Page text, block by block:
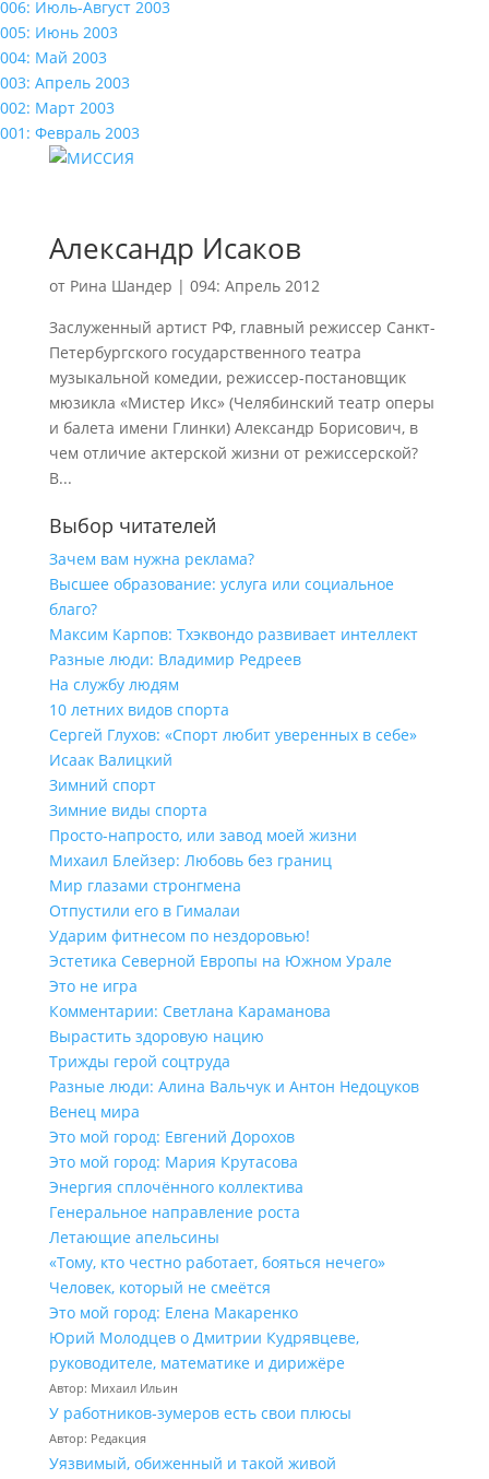
006: Июль-Август 2003
005: Июнь 2003
004: Май 2003
003: Апрель 2003
002: Март 2003
001: Февраль 2003
Александр Исаков
от Рина Шандер | 094: Апрель 2012
Заслуженный артист РФ, главный режиссер Санкт-
Петербургского государственного театра
музыкальной комедии, режиссер-постановщик
мюзикла «Мистер Икс» (Челябинский театр оперы
и балета имени Глинки) Александр Борисович, в
чем отличие актерской жизни от режиссерской?
В...
Выбор читателей
Зачем вам нужна реклама?
Высшее образование: услуга или социальное
благо?
Максим Карпов: Тхэквондо развивает интеллект
Разные люди: Владимир Редреев
На службу людям
10 летних видов спорта
Сергей Глухов: «Спорт любит уверенных в себе»
Исаак Валицкий
Зимний спорт
Зимние виды спорта
Просто-напросто, или завод моей жизни
Михаил Блейзер: Любовь без границ
Мир глазами стронгмена
Отпустили его в Гималаи
Ударим фитнесом по нездоровью!
Эстетика Северной Европы на Южном Урале
Это не игра
Комментарии: Светлана Караманова
Вырастить здоровую нацию
Трижды герой соцтруда
Разные люди: Алина Вальчук и Антон Недоцуков
Венец мира
Это мой город: Евгений Дорохов
Это мой город: Мария Крутасова
Энергия сплочённого коллектива
Генеральное направление роста
Летающие апельсины
«Тому, кто честно работает, бояться нечего»
Человек, который не смеётся
Это мой город: Елена Макаренко
Юрий Молодцев о Дмитрии Кудрявцеве,
руководителе, математике и дирижёре
Автор: Михаил Ильин
У работников‑зумеров есть свои плюсы
Автор: Редакция
Уязвимый, обиженный и такой живой